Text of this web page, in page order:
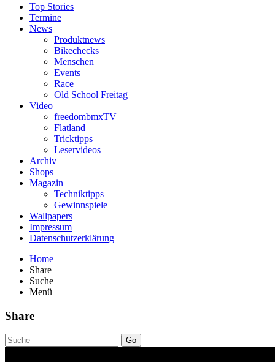
Top Stories
Termine
News
Produktnews
Bikechecks
Menschen
Events
Race
Old School Freitag
Video
freedombmxTV
Flatland
Tricktipps
Leservideos
Archiv
Shops
Magazin
Techniktipps
Gewinnspiele
Wallpapers
Impressum
Datenschutzerklärung
Home
Share
Suche
Menü
Share
Go